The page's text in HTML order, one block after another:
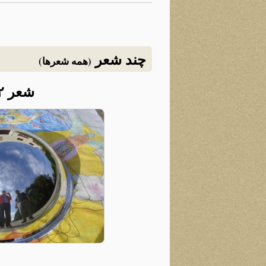
چند شعر (همه شعرها)
شعر ۲